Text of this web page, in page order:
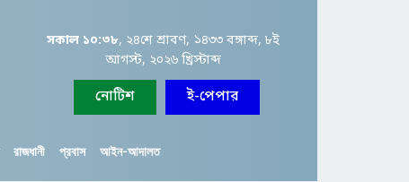
সকাল ১০:৩৮, ২৪শে শ্রাবণ, ১৪৩৩ বঙ্গাব্দ, ৮ই
আগস্ট, ২০২৬ খ্রিস্টাব্দ
নোটিশ ই-পেপার
রাজধানী প্রবাস আইন-আদালত